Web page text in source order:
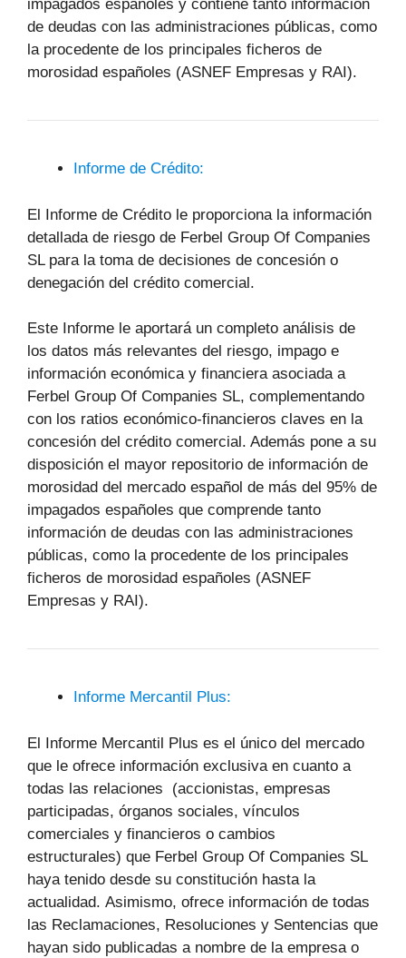
impagados españoles y contiene tanto información
de deudas con las administraciones públicas, como
la procedente de los principales ficheros de
morosidad españoles (ASNEF Empresas y RAI).
Informe de Crédito:
El Informe de Crédito le proporciona la información
detallada de riesgo de Ferbel Group Of Companies
SL para la toma de decisiones de concesión o
denegación del crédito comercial.
Este Informe le aportará un completo análisis de
los datos más relevantes del riesgo, impago e
información económica y financiera asociada a
Ferbel Group Of Companies SL, complementando
con los ratios económico-financieros claves en la
concesión del crédito comercial. Además pone a su
disposición el mayor repositorio de información de
morosidad del mercado español de más del 95% de
impagados españoles que comprende tanto
información de deudas con las administraciones
públicas, como la procedente de los principales
ficheros de morosidad españoles (ASNEF
Empresas y RAI).
Informe Mercantil Plus:
El Informe Mercantil Plus es el único del mercado
que le ofrece información exclusiva en cuanto a
todas las relaciones (accionistas, empresas
participadas, órganos sociales, vínculos
comerciales y financieros o cambios
estructurales) que Ferbel Group Of Companies SL
haya tenido desde su constitución hasta la
actualidad. Asimismo, ofrece información de todas
las Reclamaciones, Resoluciones y Sentencias que
hayan sido publicadas a nombre de la empresa o